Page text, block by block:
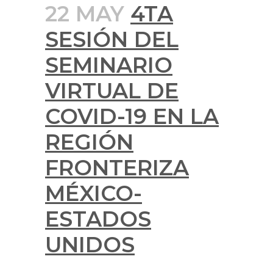
22 MAY 4TA
SESIÓN DEL
SEMINARIO
VIRTUAL DE
COVID-19 EN LA
REGIÓN
FRONTERIZA
MÉXICO-
ESTADOS
UNIDOS